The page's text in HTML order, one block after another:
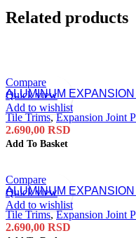
Related products
Compare
Quick view
Add to wishlist
ALUMINUM
Tile Trims, Expansion Joint
2.690,00 RSD
Add To Basket
Compare
Quick view
Add to wishlist
ALUMINUM
Tile Trims, Expansion Joint
2.690,00 RSD